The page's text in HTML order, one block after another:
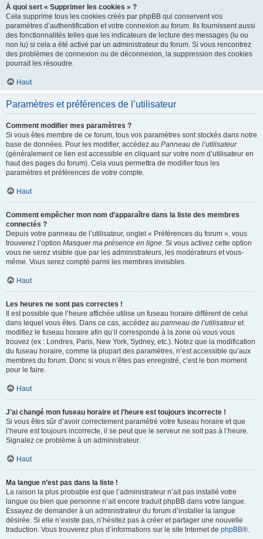
À quoi sert « Supprimer les cookies » ?
Cela supprime tous les cookies créés par phpBB qui conservent vos
paramètres d’authentification et votre connexion au forum. Ils fournissent aussi
des fonctionnalités telles que les indicateurs de lecture des messages (lu ou
non lu) si cela a été activé par un administrateur du forum. Si vous rencontrez
des problèmes de connexion ou de déconnexion, la suppression des cookies
pourrait les résoudre.
Haut
Paramètres et préférences de l’utilisateur
Comment modifier mes paramètres ?
Si vous êtes membre de ce forum, tous vos paramètres sont stockés dans notre
base de données. Pour les modifier, accédez au Panneau de l’utilisateur
(généralement ce lien est accessible en cliquant sur votre nom d’utilisateur en
haut des pages du forum). Cela vous permettra de modifier tous les
paramètres et préférences de votre compte.
Haut
Comment empêcher mon nom d’apparaître dans la liste des membres
connectés ?
Depuis votre panneau de l’utilisateur, onglet « Préférences du forum », vous
trouverez l’option Masquer ma présence en ligne. Si vous activez cette option
vous ne serez visible que par les administrateurs, les modérateurs et vous-
même. Vous serez compté parmi les membres invisibles.
Haut
Les heures ne sont pas correctes !
Il est possible que l’heure affichée utilise un fuseau horaire différent de celui
dans lequel vous êtes. Dans ce cas, accédez au panneau de l’utilisateuret
modifiez le fuseau horaire afin qu’il corresponde à la zone où vous vous
trouvez (ex : Londres, Paris, New York, Sydney, etc.). Notez que la modification
du fuseau horaire, comme la plupart des paramètres, n’est accessible qu’aux
membres du forum. Donc si vous n’êtes pas enregistré, c’est le bon moment
pour le faire.
Haut
J’ai changé mon fuseau horaire et l’heure est toujours incorrecte !
Si vous êtes sûr d’avoir correctement paramétré votre fuseau horaire et que
l’heure est toujours incorrecte, il se peut que le serveur ne soit pas à l’heure.
Signalez ce problème à un administrateur.
Haut
Ma langue n’est pas dans la liste !
La raison la plus probable est que l’administrateur n’ait pas installé votre
langue ou bien que personne n’ait encore traduit phpBB dans votre langue.
Essayez de demander à un administrateur du forum d’installer la langue
désirée. Si elle n’existe pas, n’hésitez pas à créer et partager une nouvelle
traduction. Vous trouverez plus d’informations sur le site Internet de phpBB®.